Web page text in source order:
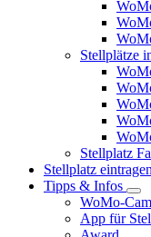
Stellplätze
Stellplatz
Stellplatz eintragen
Tipps & Infos
WoMo-
App für